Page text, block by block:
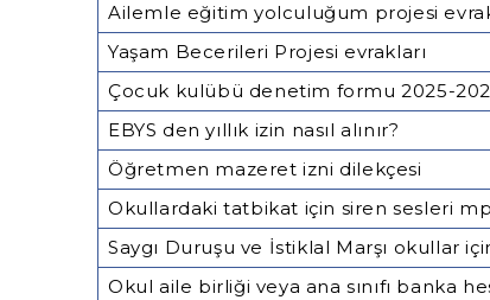
Ailemle eğitim yolculuğum projesi
Yaşam Becerileri Projesi evrakları
Çocuk kulübü denetim formu 2025-
EBYS den yıllık izin nasıl alınır?
Öğretmen mazeret izni dilekçesi
Okullardaki tatbikat için siren sesleri
Saygı Duruşu ve İstiklal Marşı okullar
Okul aile birliği veya ana sınıfı banka